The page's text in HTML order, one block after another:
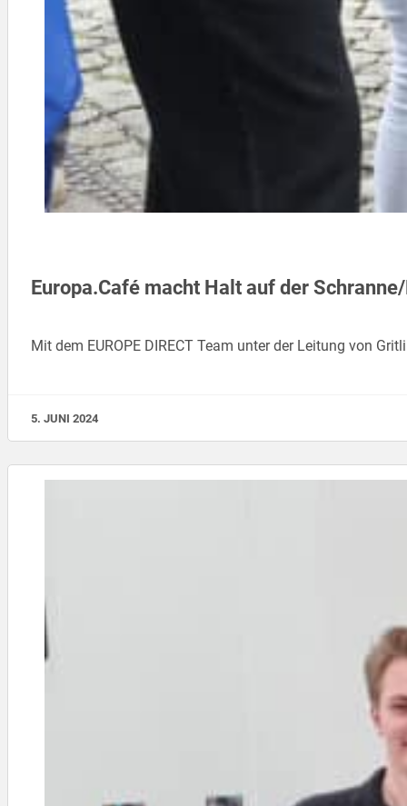
Europa.Café macht Halt auf der
Mit dem EUROPE DIRECT Team unter der Leitung von
5. JUNI 2024